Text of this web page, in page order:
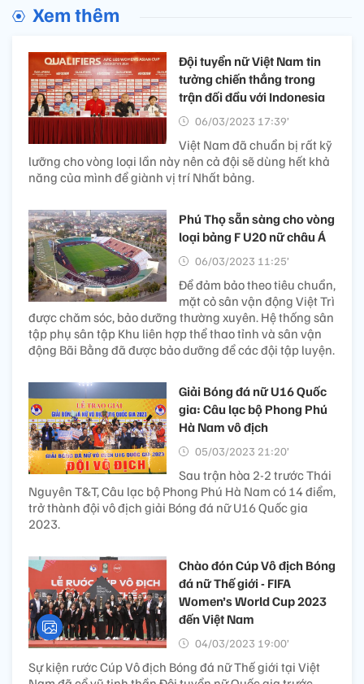
Xem thêm
Đội tuyển nữ Việt Nam tin
tưởng chiến thắng trong
trận đối đầu với Indonesia
06/03/2023 17:39’
Việt Nam đã chuẩn bị rất kỹ
lưỡng cho vòng loại lần này nên cả đội sẽ dùng hết khả
năng của mình để giành vị trí Nhất bảng.
Phú Thọ sẵn sàng cho vòng
loại bảng F U20 nữ châu Á
06/03/2023 11:25’
Để đảm bảo theo tiêu chuẩn,
mặt cỏ sân vận động Việt Trì
được chăm sóc, bảo dưỡng thường xuyên. Hệ thống sân
tập phụ sân tập Khu liên hợp thể thao tỉnh và sân vận
động Bãi Bằng đã được bảo dưỡng để các đội tập luyện.
Giải Bóng đá nữ U16 Quốc
gia: Câu lạc bộ Phong Phú
Hà Nam vô địch
05/03/2023 21:20’
Sau trận hòa 2-2 trước Thái
Nguyên T&T, Câu lạc bộ Phong Phú Hà Nam có 14 điểm,
trở thành đội vô địch giải Bóng đá nữ U16 Quốc gia
2023.
Chào đón Cúp Vô địch Bóng
đá nữ Thế giới - FIFA
Women’s World Cup 2023
đến Việt Nam
04/03/2023 19:00’
Sự kiện rước Cúp Vô địch Bóng đá nữ Thế giới tại Việt